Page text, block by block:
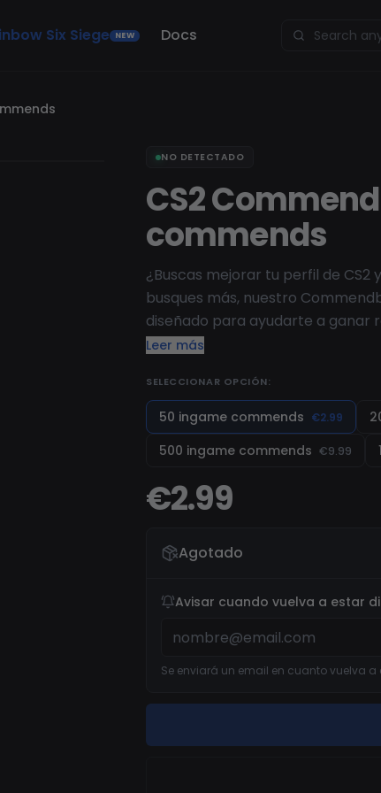
Six Siege NEW Docs
NO DETECTADO
CS2
commends
¿Buscas mejorar tu perfil de CS2
busques más, nuestro
diseñado para ayudarte a ganar
reconocimientos por tu
recibir reconocimientos de otros
en la comunidad de CS2.
Leer más
SELECCIONAR OPCIÓN:
50 ingame commends €2.99
500 ingame commends €9.99
€2.99
Agotado
Avisar cuando vuelva a estar
Se enviará un email en cuanto vuelva